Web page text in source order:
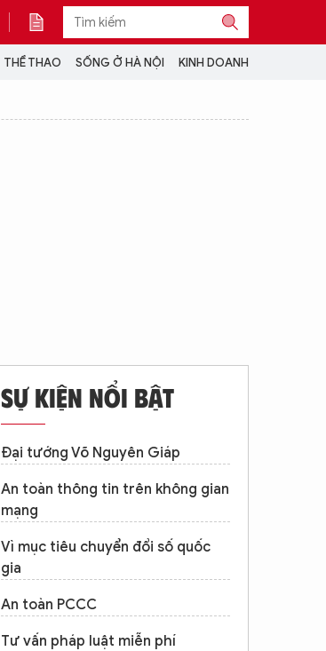
THỂ THAO SỐNG Ở HÀ NỘI KINH DOANH
SỰ KIỆN NỔI BẬT
Đại tướng Võ Nguyên Giáp
An toàn thông tin trên không gian
mạng
Vì mục tiêu chuyển đổi số quốc
gia
An toàn PCCC
Tư vấn pháp luật miễn phí